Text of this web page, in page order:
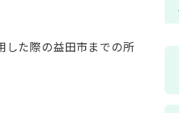
た際の益田市までの所